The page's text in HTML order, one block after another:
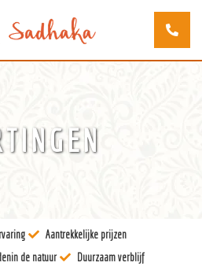
Aantrekkelijke prijzen
de natuur
Duurzaam verblijf